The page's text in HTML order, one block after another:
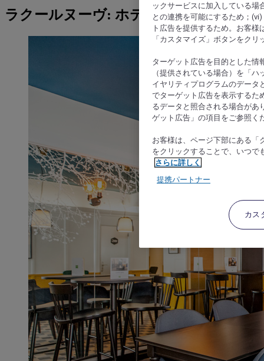
ラクールヌーヴ: ホテルを検索する
ックサービスに加入している場
との連携を可能にするため；
ト広告を提供するため。お客
「カスタマイズ」ボタンをク
ターゲット広告を目的とした情
（提供されている場合）を「
イヤリティプログラムのデータ
でターゲット広告を表示するた
るデータと照合される場合があ
ゲット広告」の項目をご参照く
お客様は、ページ下部にある「
をクリックすることで、いつで
さらに詳しく
提携パートナー
カス